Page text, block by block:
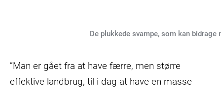
De plukkede svampe, som kan
”Man er gået fra at have færre, men større
effektive landbrug, til i dag at have en masse